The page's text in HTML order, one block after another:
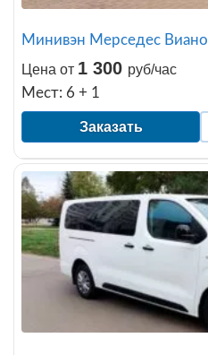
Минивэн Мерседес Виано
Цена от 1 300 руб/час
Мест: 6 + 1
Заказать